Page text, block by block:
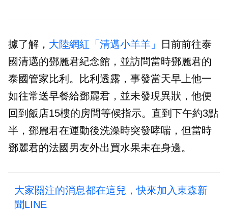
據了解， 大陸網紅「清邁小羊羊」
日前前往泰
國清邁的鄧麗君紀念館，並訪問當時鄧麗君的
泰國管家比利。比利透露，事發當天早上他一
如往常送早餐給鄧麗君，並未發現異狀，他便
回到飯店15樓的房間等候指示。直到下午約3點
半，鄧麗君在運動後洗澡時突發哮喘，但當時
鄧麗君的法國男友外出買水果未在身邊。
大家關注的消息都在這兒，快來加入東森新
聞LINE